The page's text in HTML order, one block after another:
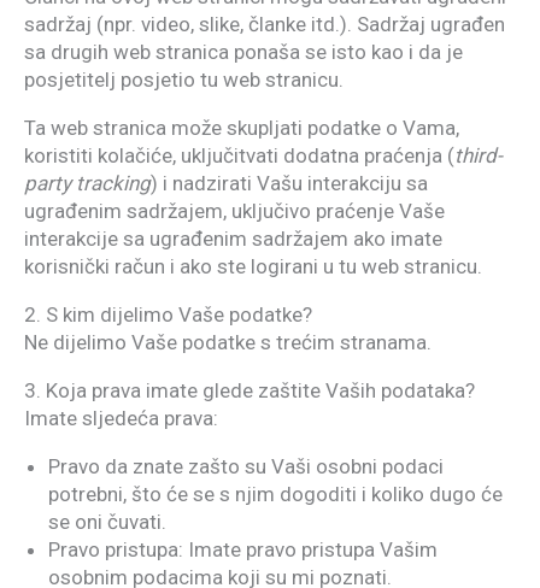
sadržaj (npr. video, slike, članke itd.). Sadržaj ugrađen
sa drugih web stranica ponaša se isto kao i da je
posjetitelj posjetio tu web stranicu.
Ta web stranica može skupljati podatke o Vama,
koristiti kolačiće, uključitvati dodatna praćenja (third-
party tracking) i nadzirati Vašu interakciju sa
ugrađenim sadržajem, uključivo praćenje Vaše
interakcije sa ugrađenim sadržajem ako imate
korisnički račun i ako ste logirani u tu web stranicu.
2. S kim dijelimo Vaše podatke?
Ne dijelimo Vaše podatke s trećim stranama.
3. Koja prava imate glede zaštite Vaših podataka?
Imate sljedeća prava:
Pravo da znate zašto su Vaši osobni podaci
potrebni, što će se s njim dogoditi i koliko dugo će
se oni čuvati.
Pravo pristupa: Imate pravo pristupa Vašim
osobnim podacima koji su mi poznati.